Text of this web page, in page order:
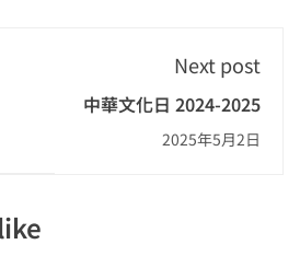
Next post
中華文化日 2024-2025
2025年5月2日